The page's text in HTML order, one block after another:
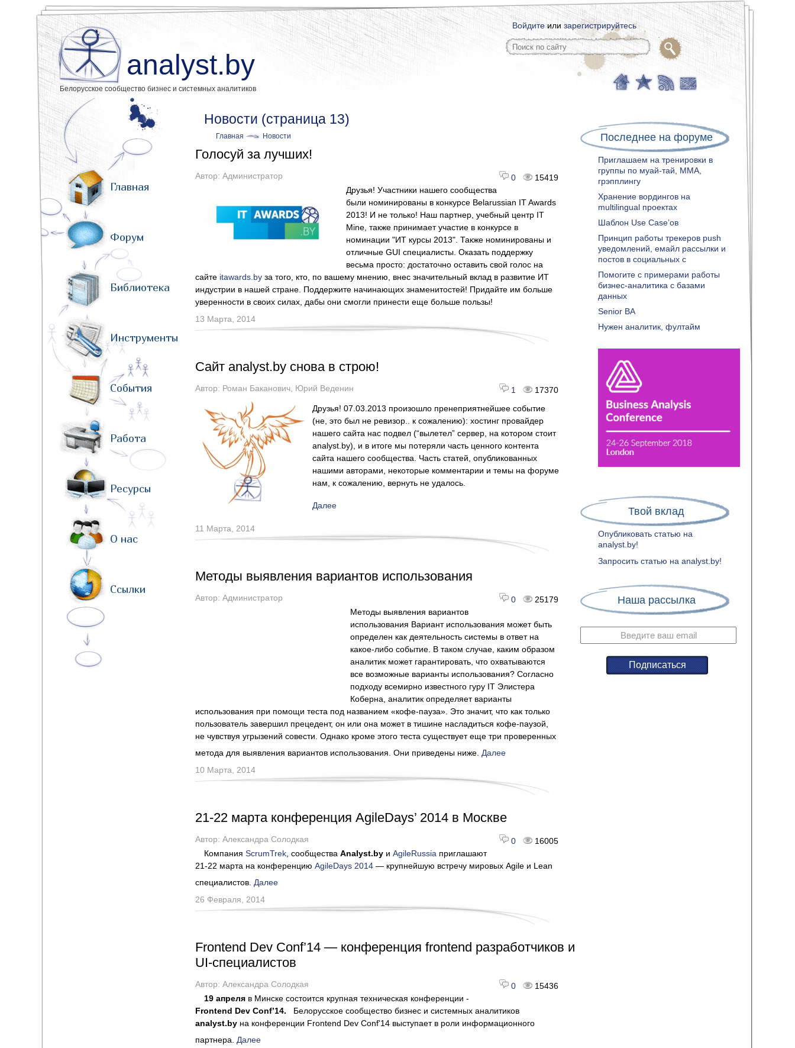
analyst.by
Белорусское сообщество бизнес и системных аналитиков
Войдитеилизарегистрируйтесь
Главная
Форум
Библиотека
Инструменты
События
Работа
Ресурсы
О нас
Ссылки
Новости (страница 13)
Главная Новости
Голосуй за лучших!
Автор: Администратор 0
15419
Друзья! Участники нашего сообщества
были номинированы в конкурсе Belarussian IT Awards
2013! И не только! Наш партнер, учебный центр IT
Mine, также принимает участие в конкурсе в
номинации "ИТ курсы 2013". Также номинированы и
отличные GUI специалисты. Оказать поддержку
весьма просто: достаточно оставить свой голос на
сайте itawards.by за того, кто, по вашему мнению, внес значительный вклад в развитие ИТ
индустрии в нашей стране. Поддержите начинающих знаменитостей! Придайте им больше
уверенности в своих силах, дабы они смогли принести еще больше пользы!
13 Марта, 2014
Сайт analyst.by снова в строю!
Автор: Роман Баканович Юрий Веденин 1
17370
Друзья! 07.03.2013 произошло пренеприятнейшее событие
(не, это был не ревизор.. к сожалению): хостинг провайдер
нашего сайта нас подвел (“вылетел” сервер, на котором стоит
analyst.by), и в итоге мы потеряли часть ценного контента
сайта нашего сообщества. Часть статей, опубликованных
нашими авторами, некоторые комментарии и темы на форуме
нам, к сожалению, вернуть не удалось.
Далее
11 Марта, 2014
Методы выявления вариантов использования
Автор: Администратор 0
25179
Методы выявления вариантов
использования Вариант использования может быть
определен как деятельность системы в ответ на
какое-либо событие. В таком случае, каким образом
аналитик может гарантировать, что охватываются
все возможные варианты использования? Согласно
подходу всемирно известного гуру IT Элистера
Коберна, аналитик определяет варианты
использования при помощи теста под названием «кофе-пауза». Это значит, что как только
пользователь завершил прецедент, он или она может в тишине насладиться кофе-паузой,
не чувствуя угрызений совести. Однако кроме этого теста существует еще три проверенных
метода для выявления вариантов использования. Они приведены ниже. Далее
10 Марта, 2014
21-22 марта конференция AgileDays’ 2014 в Москве
Автор: Александра Солодкая 0
16005
Компания ScrumTrek , сообщества Analyst.by и AgileRussia приглашают
21-22 марта на конференцию AgileDays 2014 — крупнейшую встречу мировых Agile и Lean
специалистов. Далее
26 Февраля, 2014
Frontend Dev Conf’14 — конференция frontend разработчиков и
UI-специалистов
Автор: Александра Солодкая 0
15436
19 апреля в Минске состоится крупная техническая конференции -
Frontend Dev Conf’14.
Белорусское сообщество бизнес и системных аналитиков
analyst.by на конференции Frontend Dev Conf'14 выступает в роли информационного
партнера. Далее
Последнее на форуме
Приглашаем на тренировки в
группы по муай-тай, ММА,
грэпплингу
Хранение вордингов на
multilingual проектах
Шаблон Use Case’ов
Принцип работы трекеров push
уведомлений, емайл рассылки и
постов в социальных с
Помогите с примерами работы
бизнес-аналитика с базами
данных
Senior BA
Нужен аналитик, фултайм
Твой вклад
Опубликовать статью на
analyst.by!
Запросить статью на analyst.by!
Наша рассылка